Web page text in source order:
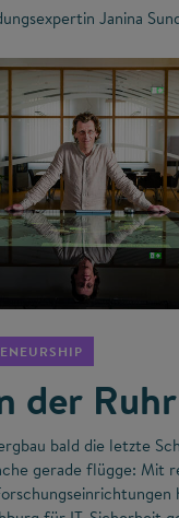
Janina
der Ruhr
bald die letzte
gerade flügge: Mit